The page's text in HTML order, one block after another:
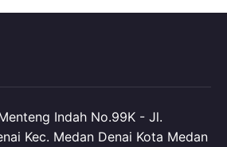
Indah No.99K - Jl.
Kec. Medan Denai Kota Medan